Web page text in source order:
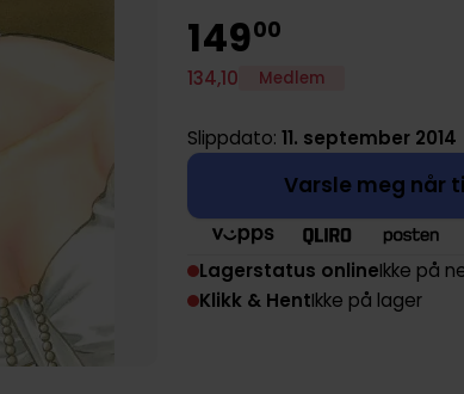
14900
134,10 Medlem
Slippdato:11. september 2014
Varsle meg når
Lagerstatus onlineIkke på
Klikk & HentIkke på lager